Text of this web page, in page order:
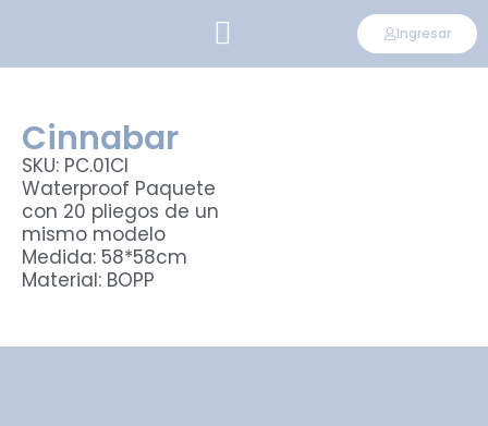
Ingresar
Cinnabar
SKU: PC.01CI
Waterproof Paquete
con 20 pliegos de un
mismo modelo
Medida: 58*58cm
Material: BOPP